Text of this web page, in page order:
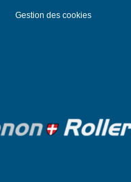
Gestion des cookies